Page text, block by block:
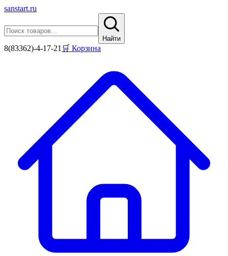
sanstart.ru
Найти
8(83362)-4-17-21 🛒 Корзина